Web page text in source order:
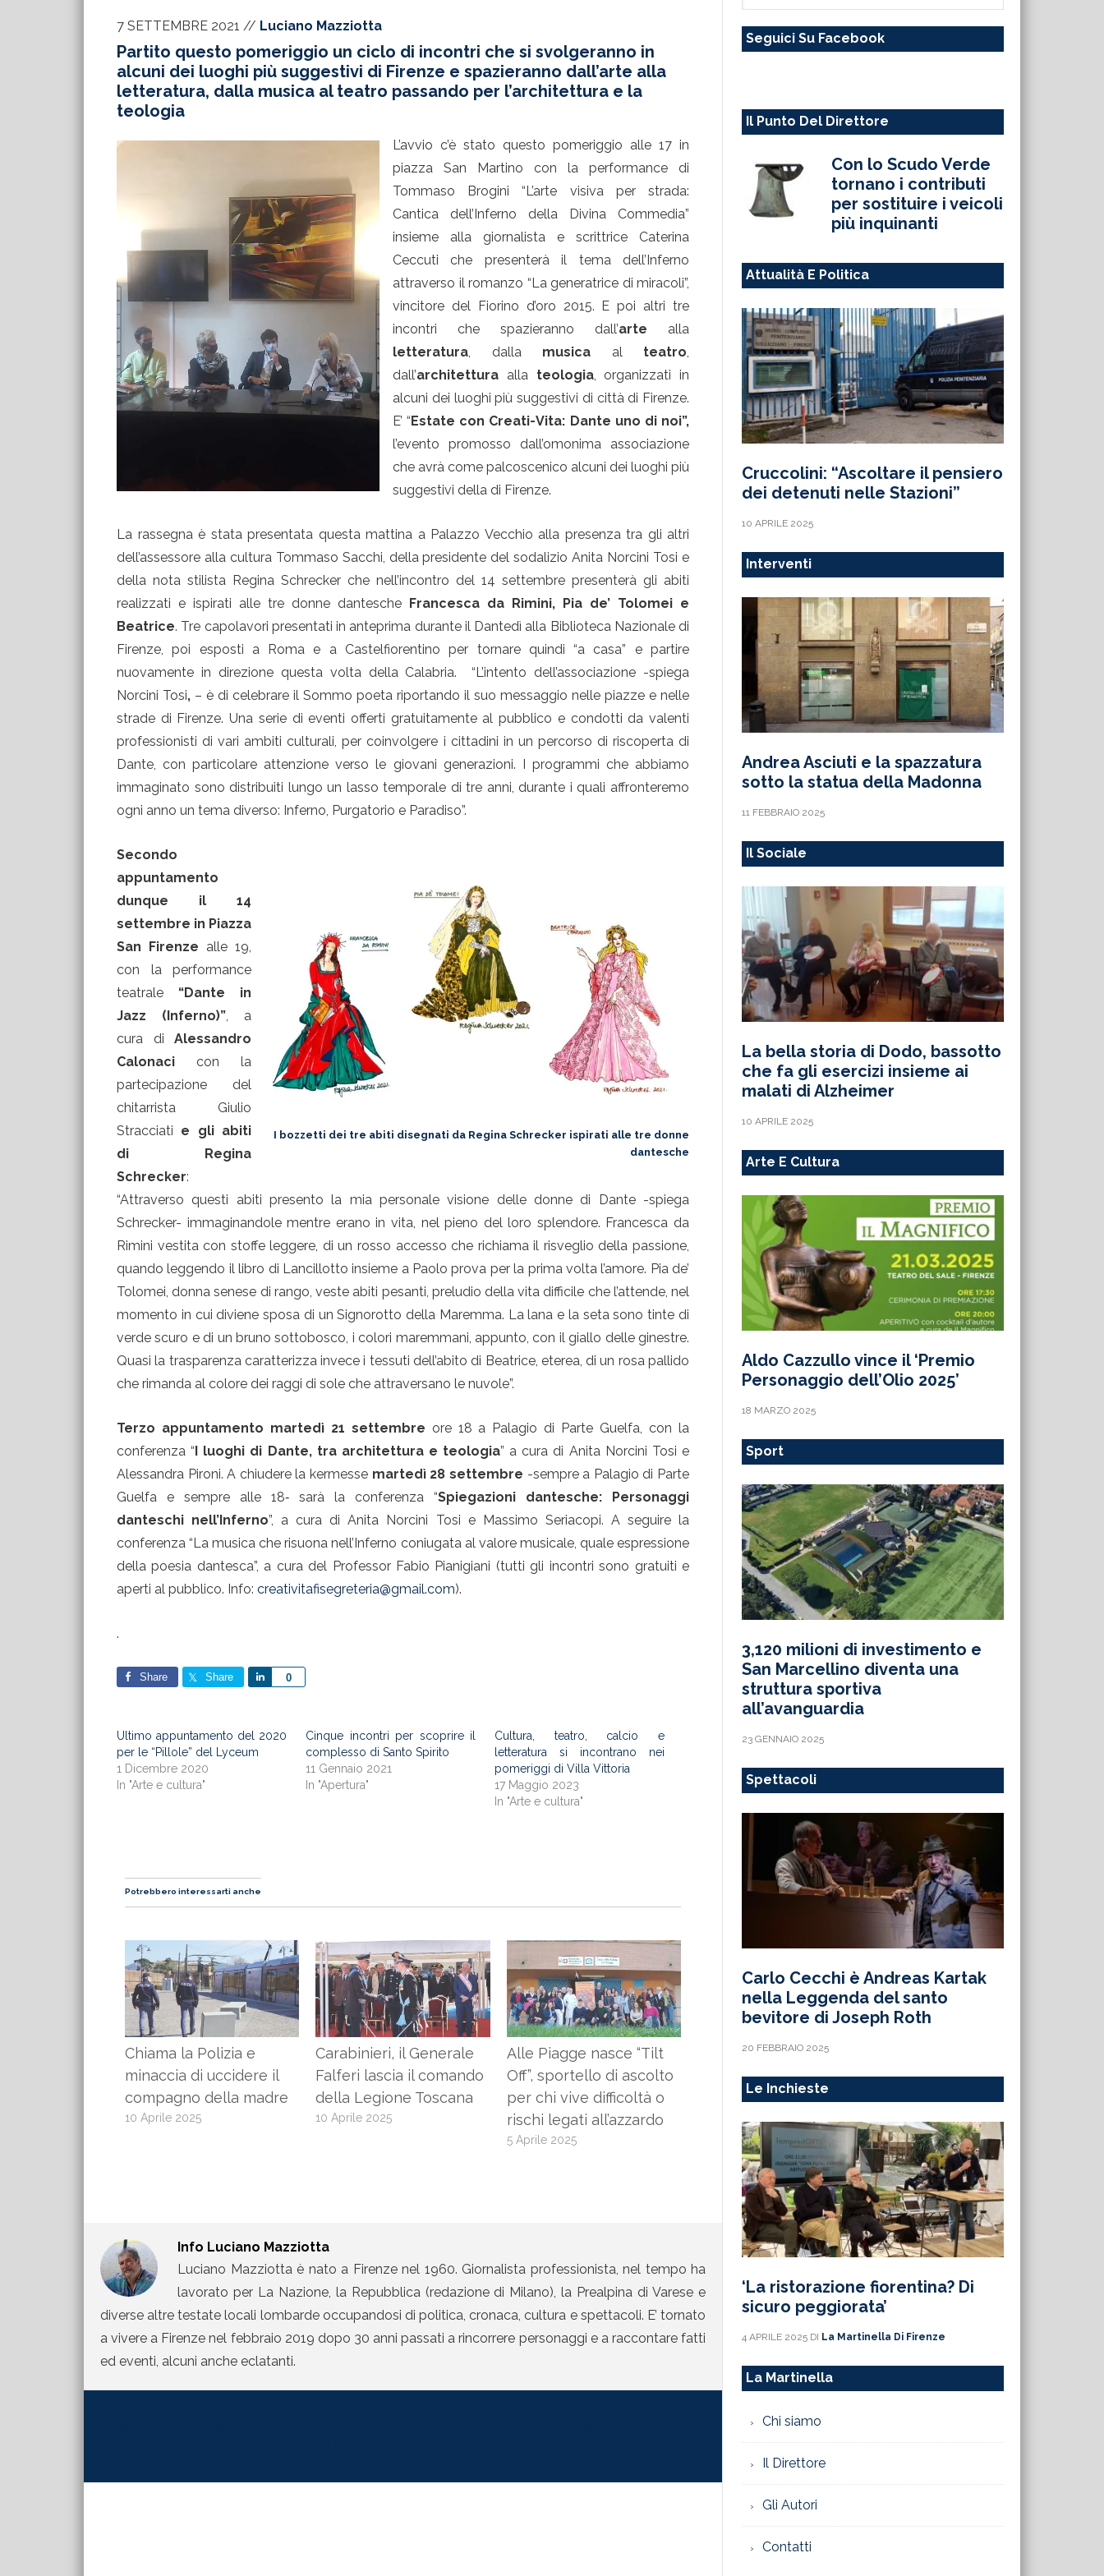
7 SETTEMBRE 2021 // Luciano Mazziotta
Partito questo pomeriggio un ciclo di incontri che si svolgeranno in
alcuni dei luoghi più suggestivi di Firenze e spazieranno dall’arte alla
letteratura, dalla musica al teatro passando per l’architettura e la
teologia
L’avvio c’è stato questo pomeriggio alle 17 in
piazza San Martino con la performance di
Tommaso Brogini “L’arte visiva per strada:
Cantica dell’Inferno della Divina Commedia”
insieme alla giornalista e scrittrice Caterina
Ceccuti che presenterà il tema dell’Inferno
attraverso il romanzo “La generatrice di miracoli”,
vincitore del Fiorino d’oro 2015. E poi altri tre
incontri che spazieranno dall’arte alla
letteratura, dalla musica al teatro,
dall’architettura alla teologia, organizzati in
alcuni dei luoghi più suggestivi di città di Firenze.
E’ “Estate con Creati-Vita: Dante uno di noi”,
l’evento promosso dall’omonima associazione
che avrà come palcoscenico alcuni dei luoghi più
suggestivi della di Firenze.
La rassegna è stata presentata questa mattina a Palazzo Vecchio alla presenza tra gli altri
dell’assessore alla cultura Tommaso Sacchi, della presidente del sodalizio Anita Norcini Tosi e
della nota stilista Regina Schrecker che nell’incontro del 14 settembre presenterà gli abiti
realizzati e ispirati alle tre donne dantesche Francesca da Rimini, Pia de’ Tolomei e
Beatrice. Tre capolavori presentati in anteprima durante il Dantedì alla Biblioteca Nazionale di
Firenze, poi esposti a Roma e a Castelfiorentino per tornare quindi “a casa” e partire
nuovamente in direzione questa volta della Calabria. “L’intento dell’associazione -spiega
Norcini Tosi, – è di celebrare il Sommo poeta riportando il suo messaggio nelle piazze e nelle
strade di Firenze. Una serie di eventi offerti gratuitamente al pubblico e condotti da valenti
professionisti di vari ambiti culturali, per coinvolgere i cittadini in un percorso di riscoperta di
Dante, con particolare attenzione verso le giovani generazioni. I programmi che abbiamo
immaginato sono distribuiti lungo un lasso temporale di tre anni, durante i quali affronteremo
ogni anno un tema diverso: Inferno, Purgatorio e Paradiso”.
I bozzetti dei tre abiti disegnati da Regina Schrecker ispirati alle tre donne
dantesche
Secondo
appuntamento
dunque il 14
settembre in Piazza
San Firenze alle 19,
con la performance
teatrale “Dante in
Jazz (Inferno)”, a
cura di Alessandro
Calonaci con la
partecipazione del
chitarrista Giulio
Stracciati e gli abiti
di Regina
Schrecker:
“Attraverso questi abiti presento la mia personale visione delle donne di Dante -spiega
Schrecker- immaginandole mentre erano in vita, nel pieno del loro splendore. Francesca da
Rimini vestita con stoffe leggere, di un rosso accesso che richiama il risveglio della passione,
quando leggendo il libro di Lancillotto insieme a Paolo prova per la prima volta l’amore. Pia de’
Tolomei, donna senese di rango, veste abiti pesanti, preludio della vita difficile che l’attende, nel
momento in cui diviene sposa di un Signorotto della Maremma. La lana e la seta sono tinte di
verde scuro e di un bruno sottobosco, i colori maremmani, appunto, con il giallo delle ginestre.
Quasi la trasparenza caratterizza invece i tessuti dell’abito di Beatrice, eterea, di un rosa pallido
che rimanda al colore dei raggi di sole che attraversano le nuvole”.
Terzo appuntamento martedì 21 settembre ore 18 a Palagio di Parte Guelfa, con la
conferenza “I luoghi di Dante, tra architettura e teologia” a cura di Anita Norcini Tosi e
Alessandra Pironi. A chiudere la kermesse martedì 28 settembre -sempre a Palagio di Parte
Guelfa e sempre alle 18‐ sarà la conferenza “Spiegazioni dantesche: Personaggi
danteschi nell’Inferno”, a cura di Anita Norcini Tosi e Massimo Seriacopi. A seguire la
conferenza “La musica che risuona nell’Inferno coniugata al valore musicale, quale espressione
della poesia dantesca”, a cura del Professor Fabio Pianigiani (tutti gli incontri sono gratuiti e
aperti al pubblico. Info: creativitafisegreteria@gmail.com).
.
Share Share 0
Share
Ultimo appuntamento del 2020
per le “Pillole” del Lyceum
1 Dicembre 2020
In "Arte e cultura"
Cinque incontri per scoprire il
complesso di Santo Spirito
11 Gennaio 2021
In "Apertura"
Cultura, teatro, calcio e
letteratura si incontrano nei
pomeriggi di Villa Vittoria
17 Maggio 2023
In "Arte e cultura"
Potrebbero interessarti anche
Chiama la Polizia e
minaccia di uccidere il
compagno della madre
10 Aprile 2025
Carabinieri, il Generale
Falferi lascia il comando
della Legione Toscana
10 Aprile 2025
Alle Piagge nasce “Tilt
Off”, sportello di ascolto
per chi vive difficoltà o
rischi legati all’azzardo
5 Aprile 2025
Info Luciano Mazziotta
Luciano Mazziotta è nato a Firenze nel 1960. Giornalista professionista, nel tempo ha
lavorato per La Nazione, la Repubblica (redazione di Milano), la Prealpina di Varese e
diverse altre testate locali lombarde occupandosi di politica, cronaca, cultura e spettacoli. E’ tornato
a vivere a Firenze nel febbraio 2019 dopo 30 anni passati a rincorrere personaggi e a raccontare fatti
ed eventi, alcuni anche eclatanti.
sito
Seguici Su Facebook
Il Punto Del Direttore
Con lo Scudo Verde
tornano i contributi
per sostituire i veicoli
più inquinanti
Attualità E Politica
Cruccolini: “Ascoltare il pensiero
dei detenuti nelle Stazioni”
10 APRILE 2025
Interventi
Andrea Asciuti e la spazzatura
sotto la statua della Madonna
11 FEBBRAIO 2025
Il Sociale
La bella storia di Dodo, bassotto
che fa gli esercizi insieme ai
malati di Alzheimer
10 APRILE 2025
Arte E Cultura
Aldo Cazzullo vince il ‘Premio
Personaggio dell’Olio 2025’
18 MARZO 2025
Sport
3,120 milioni di investimento e
San Marcellino diventa una
struttura sportiva
all’avanguardia
23 GENNAIO 2025
Spettacoli
Carlo Cecchi è Andreas Kartak
nella Leggenda del santo
bevitore di Joseph Roth
20 FEBBRAIO 2025
Le Inchieste
‘La ristorazione fiorentina? Di
sicuro peggiorata’
4 APRILE 2025 DI La Martinella Di Firenze
La Martinella
Chi siamo
Il Direttore
Gli Autori
Contatti